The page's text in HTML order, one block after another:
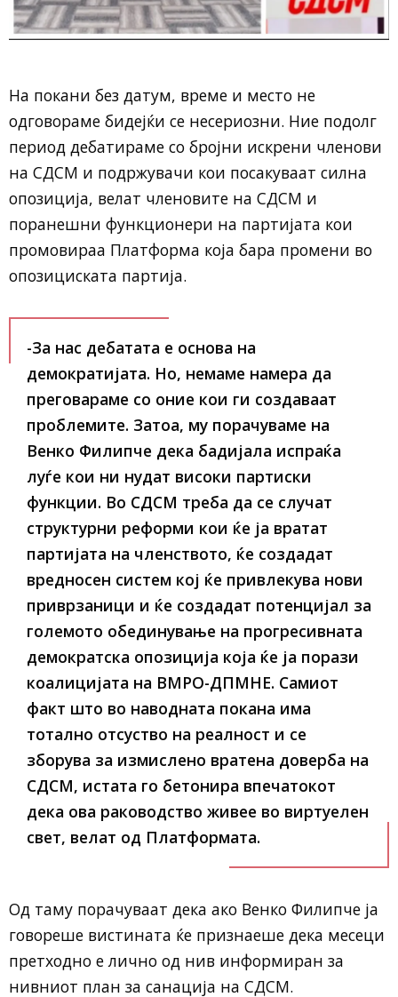
На покани без датум, време и место не
одговораме бидејќи се несериозни. Ние подолг
период дебатираме со бројни искрени членови
на СДСМ и подржувачи кои посакуваат силна
опозиција, велат членовите на СДСМ и
поранешни функционери на партијата кои
промовираа Платформа која бара промени во
опозициската партија.
-За нас дебатата е основа на
демократијата. Но, немаме намера да
преговараме со оние кои ги создаваат
проблемите. Затоа, му порачуваме на
Венко Филипче дека бадијала испраќа
луѓе кои ни нудат високи партиски
функции. Во СДСМ треба да се случат
структурни реформи кои ќе ја вратат
партијата на членството, ќе создадат
вредносен систем кој ќе привлекува нови
приврзаници и ќе создадат потенцијал за
големото обединување на прогресивната
демократска опозиција која ќе ја порази
коалицијата на ВМРО-ДПМНЕ. Самиот
факт што во наводната покана има
тотално отсуство на реалност и се
зборува за измислено вратена доверба на
СДСМ, истата го бетонира впечатокот
дека ова раководство живее во виртуелен
свет, велат од Платформата.
Од таму порачуваат дека ако Венко Филипче ја
говореше вистината ќе признаеше дека месеци
претходно е лично од нив информиран за
нивниот план за санација на СДСМ.